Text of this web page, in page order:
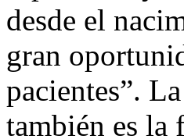
desde el
gran
pacientes”.
también es la